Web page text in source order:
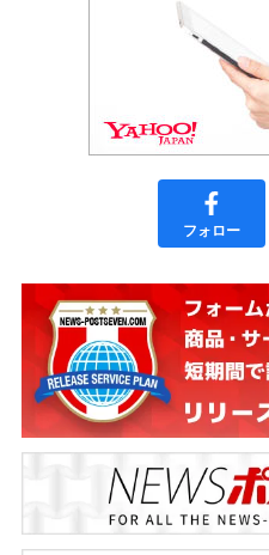
フォロー